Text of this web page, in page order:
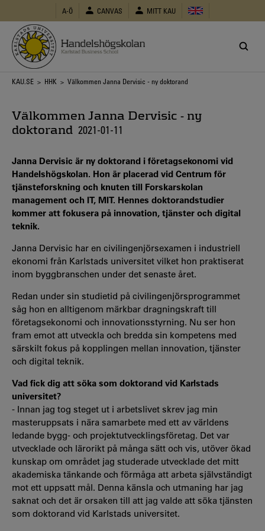
huvudinnehåll
A-Ö CANVAS MITT KAU
Länkstig
KAU.SE > HHK > Välkommen Janna Dervisic - ny doktorand
Välkommen Janna Dervisic - ny
doktorand 2021-01-11
Janna Dervisic är ny doktorand i företagsekonomi vid
Handelshögskolan. Hon är placerad vid Centrum för
tjänsteforskning och knuten till Forskarskolan
management och IT, MIT. Hennes doktorandstudier
kommer att fokusera på innovation, tjänster och digital
teknik.
Janna Dervisic har en civilingenjörsexamen i industriell
ekonomi från Karlstads universitet vilket hon praktiserat
inom byggbranschen under det senaste året.
Redan under sin studietid på civilingenjörsprogrammet
såg hon en alltigenom märkbar dragningskraft till
företagsekonomi och innovationsstyrning. Nu ser hon
fram emot att utveckla och bredda sin kompetens med
särskilt fokus på kopplingen mellan innovation, tjänster
och digital teknik.
Vad fick dig att söka som doktorand vid Karlstads
universitet?
- Innan jag tog steget ut i arbetslivet skrev jag min
masteruppsats i nära samarbete med ett av världens
ledande bygg- och projektutvecklingsföretag. Det var
utvecklade och lärorikt på många sätt och vis, utöver ökad
kunskap om området jag studerade utvecklade det mitt
akademiska tänkande och förmåga att arbeta självständigt
mot ett uppsatt mål. Denna känsla och utmaning har jag
saknat och det är orsaken till att jag valde att söka tjänsten
som doktorand vid Karlstads universitet.